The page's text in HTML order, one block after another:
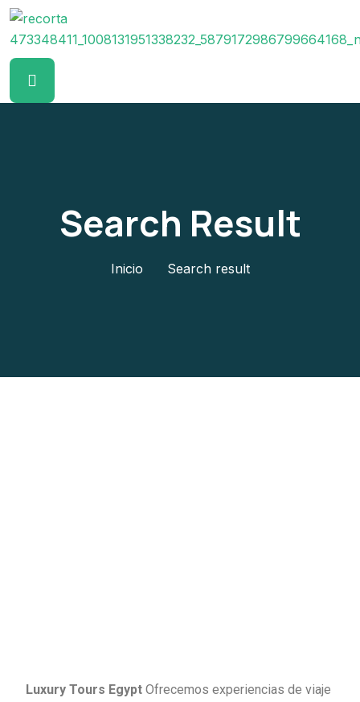
Search Result
Inicio Search result
Luxury Tours Egypt Ofrecemos experiencias de viaje